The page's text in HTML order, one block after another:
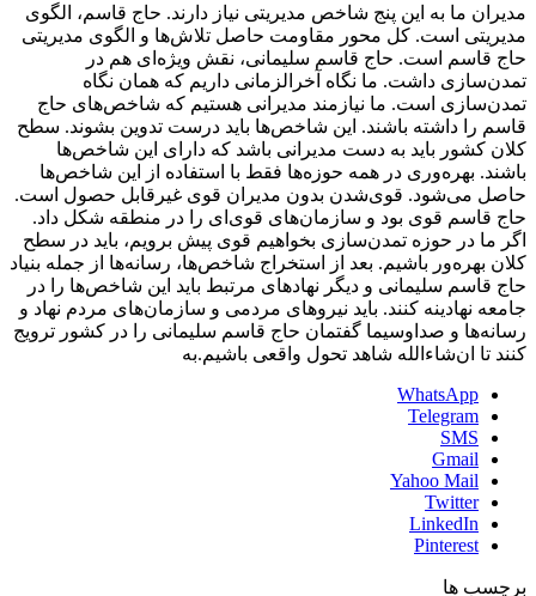
مدیران ما به این پنج شاخص مدیریتی نیاز دارند. حاج قاسم، الگوی
مدیریتی است. کل محور مقاومت حاصل تلاش‌ها و الگوی مدیریتی
حاج قاسم است. حاج قاسم سلیمانی، نقش ویژه‌ای هم در
تمدن‌سازی داشت. ما نگاه آخرالزمانی داریم که همان نگاه
تمدن‌سازی است. ما نیازمند مدیرانی هستیم که شاخص‌های حاج
قاسم را داشته باشند. این شاخص‌ها باید درست تدوین بشوند. سطح
کلان کشور باید به دست مدیرانی باشد که دارای این شاخص‌ها
باشند. بهره‌وری در همه حوزه‌ها فقط با استفاده از این شاخص‌ها
حاصل می‌شود. قوی‌شدن بدون مدیران قوی غیرقابل حصول است.
حاج قاسم قوی بود و سازمان‌های قوی‌ای را در منطقه شکل داد.
اگر ما در حوزه تمدن‌سازی بخواهیم قوی پیش برویم، باید در سطح
کلان بهره‌ور باشیم. بعد از استخراج شاخص‌ها، رسانه‌ها از جمله بنیاد
حاج قاسم سلیمانی و دیگر نهادهای مرتبط باید این شاخص‌ها را در
جامعه نهادینه کنند. باید نیروهای مردمی و سازمان‌های مردم نهاد و
رسانه‌ها و صداوسیما گفتمان حاج قاسم سلیمانی را در کشور ترویج
کنند تا ان‌شاءالله شاهد تحول واقعی باشیم.به
WhatsApp
Telegram
SMS
Gmail
Yahoo Mail
Twitter
LinkedIn
Pinterest
برچسب ها